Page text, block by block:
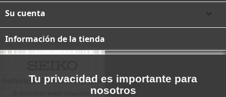
Su cuenta 
Información de la tienda
Tu privacidad es importante para
nosotros